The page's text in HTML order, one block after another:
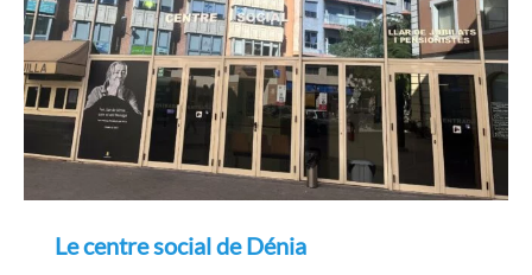
Le centre social de Dénia